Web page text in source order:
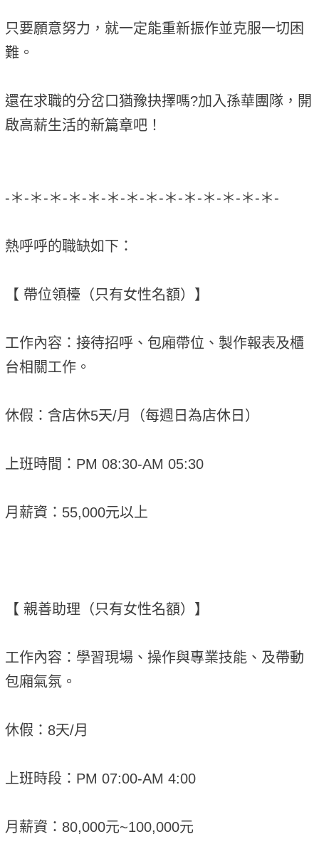
只要願意努力，就一定能重新振作並克服一切困
難。
還在求職的分岔口猶豫抉擇嗎?加入孫華團隊，開
啟高薪生活的新篇章吧！
-＊-＊-＊-＊-＊-＊-＊-＊-＊-＊-＊-＊-＊-＊-
熱呼呼的職缺如下：
【 帶位領檯（只有女性名額）】
工作內容：接待招呼、包廂帶位、製作報表及櫃
台相關工作。
休假：含店休5天/月（每週日為店休日）
上班時間：PM 08:30-AM 05:30
月薪資：55,000元以上
【 親善助理（只有女性名額）】
工作內容：學習現場、操作與專業技能、及帶動
包廂氣氛。
休假：8天/月
上班時段：PM 07:00-AM 4:00
月薪資：80,000元~100,000元